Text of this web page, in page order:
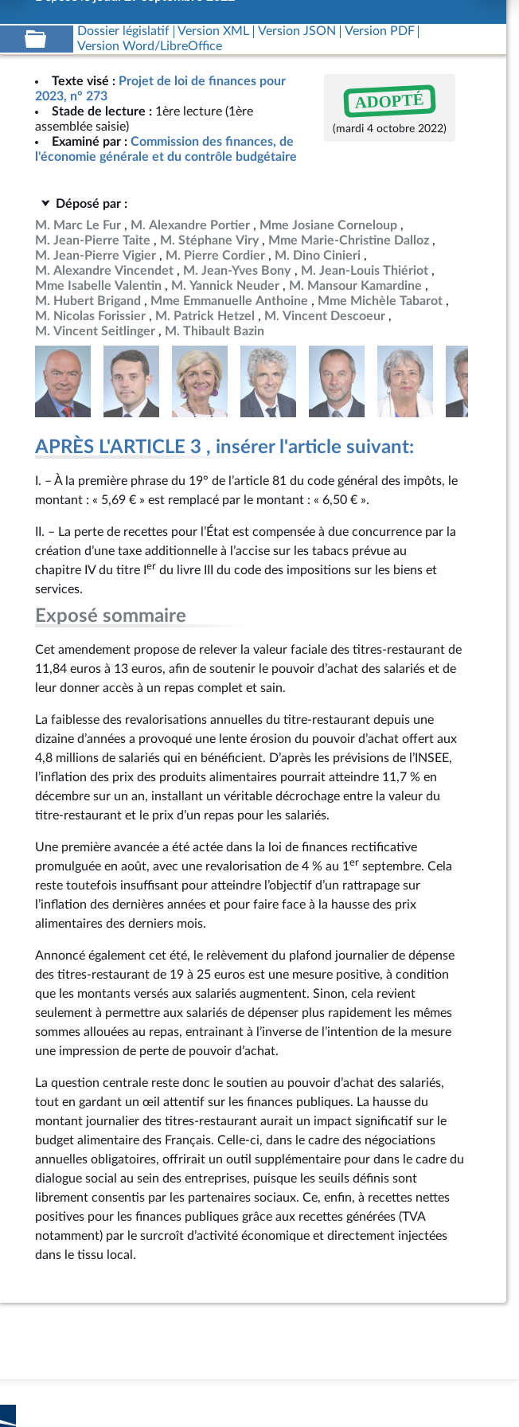
Date de dépôt
29 septembre 2022
30 septembre 2022
30 septembre 2022
30 septembre 2022
29 septembre 2022
30 septembre 2022
30 septembre 2022
30 septembre 2022
30 septembre 2022
30 septembre 2022
28 septembre 2022
28 septembre 2022
30 septembre 2022
28 septembre 2022
29 septembre 2022
29 septembre 2022
29 septembre 2022
Date de dépôt
Dossier législatif Version XML Version JSON
Version PDF
Version Word/LibreOffice
Texte visé : Projet de loi de finances pour
2023, n° 273
Stade de lecture : 1ère lecture (1ère
assemblée saisie)
Examiné par : Commission des finances, de
l'économie générale et du contrôle budgétaire
ADOPTÉ
(mardi 4 octobre 2022)
Déposé par :
M. Marc Le Fur
M. Alexandre Portier
Mme Josiane Corneloup
M. Jean-Pierre Taite
M. Stéphane Viry
Mme Marie-Christine Dalloz
M. Jean-Pierre Vigier
M. Pierre Cordier
M. Dino Cinieri
M. Alexandre Vincendet
M. Jean-Yves Bony
M. Jean-Louis Thiériot
Mme Isabelle Valentin
M. Yannick Neuder
M. Mansour Kamardine
M. Hubert Brigand
Mme Emmanuelle Anthoine
Mme Michèle Tabarot
M. Nicolas Forissier
M. Patrick Hetzel
M. Vincent Descoeur
M. Vincent Seitlinger
M. Thibault Bazin
APRÈS L'ARTICLE 3 , insérer l'article suivant:
I. – À la première phrase du 19° de l’article 81 du code général des impôts, le
montant : « 5,69 € » est remplacé par le montant : « 6,50 € ».
II. – La perte de recettes pour l’État est compensée à due concurrence par la
création d’une taxe additionnelle à l’accise sur les tabacs prévue au
chapitre IV du titre I er du livre III du code des impositions sur les biens et
services.
Exposé sommaire
Cet amendement propose de relever la valeur faciale des titres-restaurant de
11,84 euros à 13 euros, afin de soutenir le pouvoir d’achat des salariés et de
leur donner accès à un repas complet et sain.
La faiblesse des revalorisations annuelles du titre-restaurant depuis une
dizaine d’années a provoqué une lente érosion du pouvoir d’achat offert aux
4,8 millions de salariés qui en bénéficient. D’après les prévisions de l’INSEE,
l’inflation des prix des produits alimentaires pourrait atteindre 11,7 % en
décembre sur un an, installant un véritable décrochage entre la valeur du
titre-restaurant et le prix d’un repas pour les salariés.
Une première avancée a été actée dans la loi de finances rectificative
promulguée en août, avec une revalorisation de 4 % au 1 er septembre. Cela
reste toutefois insuffisant pour atteindre l’objectif d’un rattrapage sur
l’inflation des dernières années et pour faire face à la hausse des prix
alimentaires des derniers mois.
Annoncé également cet été, le relèvement du plafond journalier de dépense
des titres-restaurant de 19 à 25 euros est une mesure positive, à condition
que les montants versés aux salariés augmentent. Sinon, cela revient
seulement à permettre aux salariés de dépenser plus rapidement les mêmes
sommes allouées au repas, entrainant à l’inverse de l’intention de la mesure
une impression de perte de pouvoir d’achat.
La question centrale reste donc le soutien au pouvoir d’achat des salariés,
tout en gardant un œil attentif sur les finances publiques. La hausse du
montant journalier des titres-restaurant aurait un impact significatif sur le
budget alimentaire des Français. Celle-ci, dans le cadre des négociations
annuelles obligatoires, offrirait un outil supplémentaire pour dans le cadre du
dialogue social au sein des entreprises, puisque les seuils définis sont
librement consentis par les partenaires sociaux. Ce, enfin, à recettes nettes
positives pour les finances publiques grâce aux recettes générées (TVA
notamment) par le surcroît d’activité économique et directement injectées
dans le tissu local.